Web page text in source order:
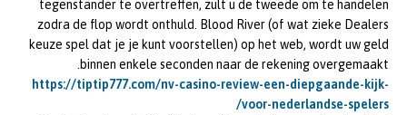
tegenstander te overtreffen, zult u de tweede om te handelen
zodra de flop wordt onthuld. Blood River (of wat zieke Dealers
keuze spel dat je je kunt voorstellen) op het web, wordt uw geld
binnen enkele seconden naar de rekening overgemaakt.
https://tiptip777.com/nv-casino-review-een-diepgaande-kijk-
voor-nederlandse-spelers/